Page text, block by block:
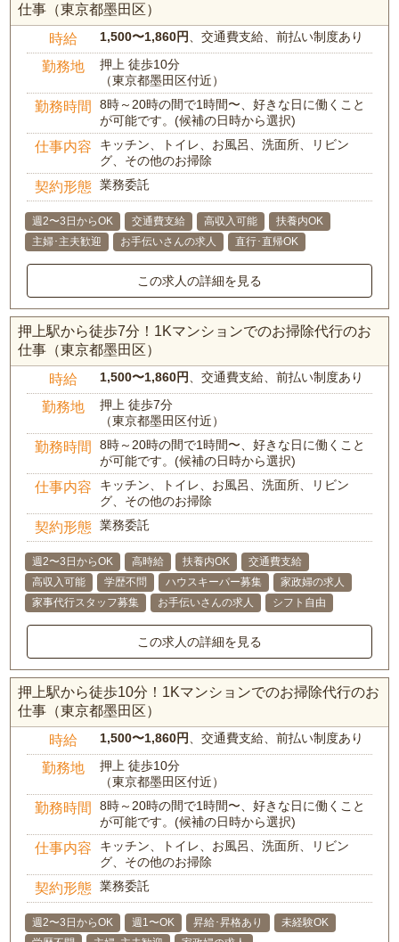
仕事（東京都墨田区）
時給 1,500〜1,860円 、交通費支給、前払い制度あり
勤務地
押上 徒歩10分
（東京都墨田区付近）
勤務時間
8時～20時の間で1時間〜、好きな日に働くこと
が可能です。(候補の日時から選択)
仕事内容
キッチン、トイレ、お風呂、洗面所、リビン
グ、その他のお掃除
契約形態 業務委託
週2〜3日からOK 交通費支給 高収入可能
扶養内OK
主婦･主夫歓迎
お手伝いさんの求人 直行･直帰OK
この求人の詳細を見る
押上駅から徒歩7分！1Kマンションでのお掃除代行のお
仕事（東京都墨田区）
時給 1,500〜1,860円 、交通費支給、前払い制度あり
勤務地
押上 徒歩7分
（東京都墨田区付近）
勤務時間
8時～20時の間で1時間〜、好きな日に働くこと
が可能です。(候補の日時から選択)
仕事内容
キッチン、トイレ、お風呂、洗面所、リビン
グ、その他のお掃除
契約形態 業務委託
週2〜3日からOK 高時給 扶養内OK
交通費支給
高収入可能
学歴不問 ハウスキーパー募集
家政婦の求人
家事代行スタッフ募集
お手伝いさんの求人 シフト自由
この求人の詳細を見る
押上駅から徒歩10分！1Kマンションでのお掃除代行のお
仕事（東京都墨田区）
時給 1,500〜1,860円 、交通費支給、前払い制度あり
勤務地
押上 徒歩10分
（東京都墨田区付近）
勤務時間
8時～20時の間で1時間〜、好きな日に働くこと
が可能です。(候補の日時から選択)
仕事内容
キッチン、トイレ、お風呂、洗面所、リビン
グ、その他のお掃除
契約形態 業務委託
週2〜3日からOK 週1〜OK 昇給･昇格あり
未経験OK